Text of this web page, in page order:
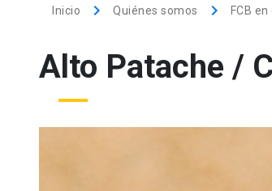
Inicio keyboard_arrow_right Quiénes somos keyboard_arrow_right FCB
Alto Patache /